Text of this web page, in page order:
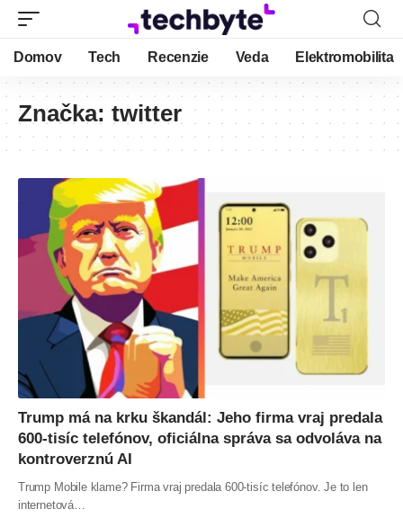
Domov Tech Recenzie Veda Elektromobilita
Značka: twitter
Trump má na krku škandál: Jeho firma vraj predala
600-tisíc telefónov, oficiálna správa sa odvoláva na
kontroverznú AI
Trump Mobile klame? Firma vraj predala 600-tisíc telefónov. Je to len
internetová…